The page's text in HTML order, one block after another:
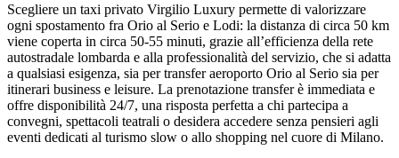
Scegliere un taxi privato Virgilio Luxury permette di valorizzare
ogni spostamento fra Orio al Serio e Lodi: la distanza di circa 50 km
viene coperta in circa 50-55 minuti, grazie all’efficienza della rete
autostradale lombarda e alla professionalità del servizio, che si adatta
a qualsiasi esigenza, sia per transfer aeroporto Orio al Serio sia per
itinerari business e leisure. La prenotazione transfer è immediata e
offre disponibilità 24/7, una risposta perfetta a chi partecipa a
convegni, spettacoli teatrali o desidera accedere senza pensieri agli
eventi dedicati al turismo slow o allo shopping nel cuore di Milano.​